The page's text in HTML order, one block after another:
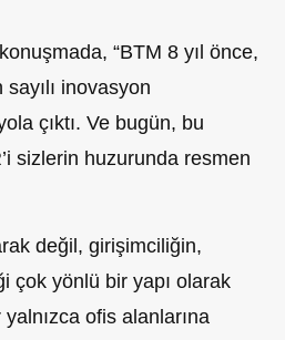
“BTM 8 yıl önce,
inovasyon
çıktı. Ve bugün, bu
sizlerin huzurunda resmen
değil, girişimciliğin,
çok yönlü bir yapı olarak
ofis alanlarına